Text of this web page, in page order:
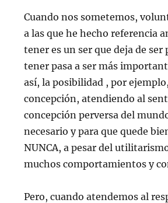
Cuando nos sometemos,
a las que he hecho referencia
tener es un ser que deja de
tener pasa a ser más
así, la posibilidad , por
concepción, atendiendo al
concepción perversa del
necesario y para que quede
NUNCA, a pesar del
muchos comportamientos y
Pero, cuando atendemos al